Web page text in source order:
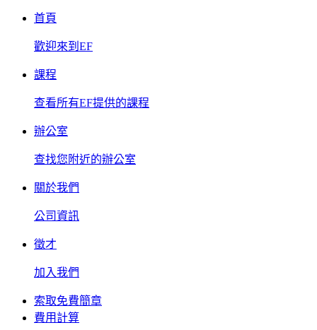
首頁
歡迎來到EF
課程
查看所有EF提供的課程
辦公室
查找您附近的辦公室
關於我們
公司資訊
徵才
加入我們
索取免費簡章
費用計算